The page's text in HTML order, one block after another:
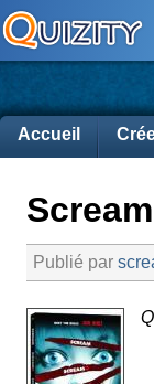
Accueil
Publié par